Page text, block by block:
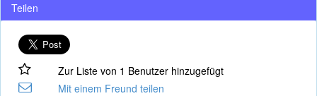
Teilen
Zur Liste von 1 Benutzer hinzugefügt
Mit einem Freund teilen